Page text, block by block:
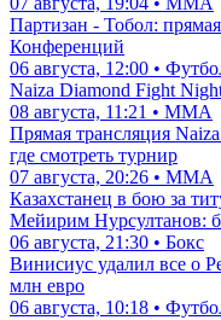
Партизан - Тобол:
Конференций
06 августа, 12:00 •
Naiza Diamond Fight
08 августа, 11:21 • ММА
Прямая трансляция
где смотреть турнир
07 августа, 20:26 • ММА
Казахстанец в бою за
Мейирим Нурсултанов:
06 августа, 21:30 • Бокс
Винисиус удалил все о
млн евро
06 августа, 10:18 •